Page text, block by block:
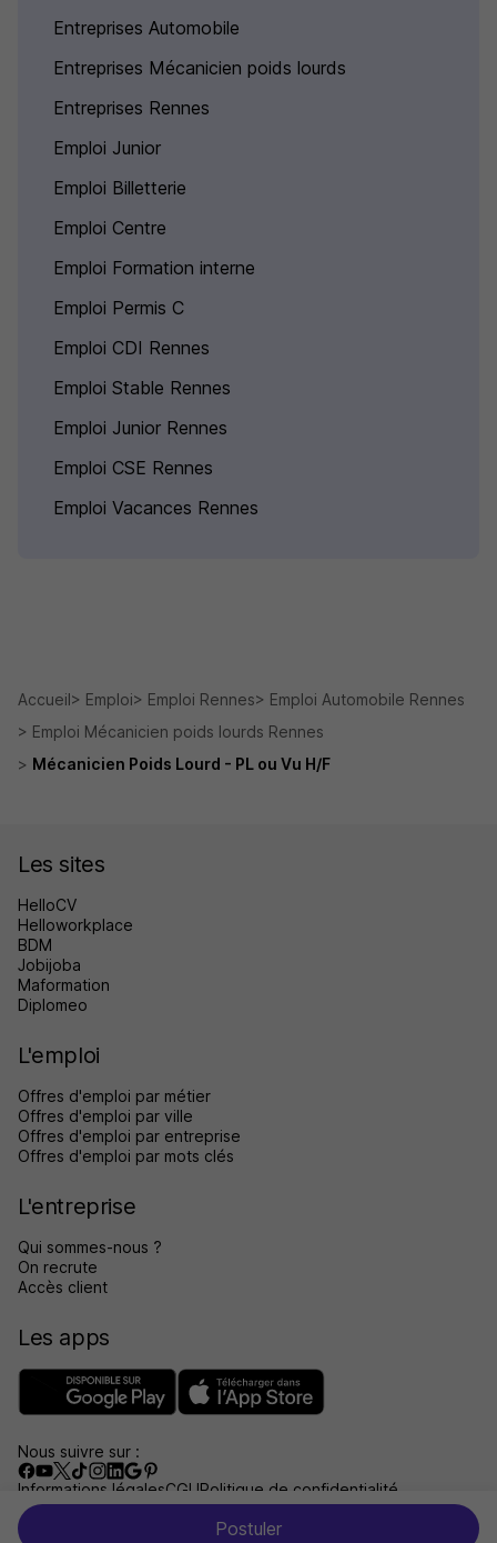
Postuler
Entreprises Automobile
Entreprises Mécanicien poids lourds
Entreprises Rennes
Emploi Junior
Emploi Billetterie
Emploi Centre
Emploi Formation interne
Emploi Permis C
Emploi CDI Rennes
Emploi Stable Rennes
Emploi Junior Rennes
Emploi CSE Rennes
Emploi Vacances Rennes
Accueil Emploi Emploi Rennes
Emploi Automobile Rennes
Emploi Mécanicien poids lourds Rennes
Mécanicien Poids Lourd - PL ou Vu H/F
Les sites
HelloCV
Helloworkplace
BDM
Jobijoba
Maformation
Diplomeo
L'emploi
Offres d'emploi par métier
Offres d'emploi par ville
Offres d'emploi par entreprise
Offres d'emploi par mots clés
L'entreprise
Qui sommes-nous ?
On recrute
Accès client
Les apps
Nous suivre sur :
Informations légalesCGUPolitique de confidentialité
Gérer les traceursAccessibilité : non conforme
Aide et contact